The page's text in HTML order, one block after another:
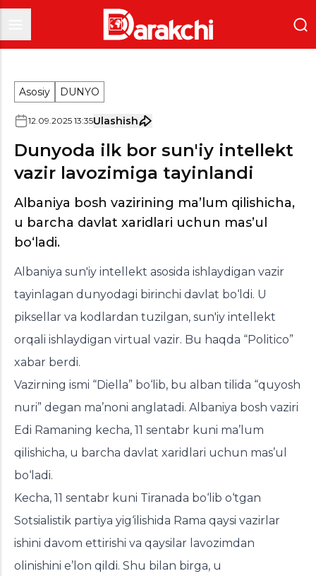
Asosiy DUNYO
12.09.2025 13:35Ulashish
Dunyoda ilk bor sun'iy intellekt
vazir lavozimiga tayinlandi
Albaniya bosh vazirining maʼlum qilishicha,
u barcha davlat xaridlari uchun masʼul
boʻladi.
Albaniya sun'iy intellekt asosida ishlaydigan vazir
tayinlagan dunyodagi birinchi davlat bo‘ldi. U
piksellar va kodlardan tuzilgan, sun'iy intellekt
orqali ishlaydigan virtual vazir. Bu haqda “Politico”
xabar berdi.
Vazirning ismi “Diella” bo‘lib, bu alban tilida “quyosh
nuri” degan ma’noni anglatadi. Albaniya bosh vaziri
Edi Ramaning kecha, 11 sentabr kuni ma’lum
qilishicha, u barcha davlat xaridlari uchun mas’ul
bo‘ladi.
Kecha, 11 sentabr kuni Tiranada bo‘lib o‘tgan
Sotsialistik partiya yig‘ilishida Rama qaysi vazirlar
ishini davom ettirishi va qaysilar lavozimdan
olinishini e’lon qildi. Shu bilan birga, u